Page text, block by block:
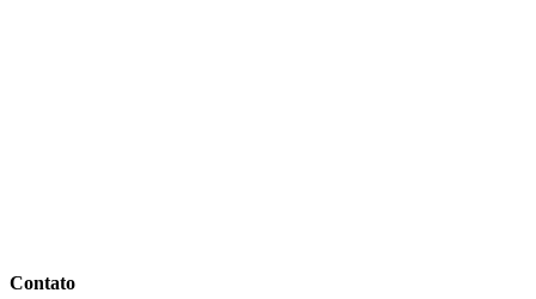
Contato